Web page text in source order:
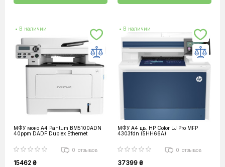
• В наличии
МФУ моно A4 Pantum BM5100ADN
40ppm DADF Duplex Ethernet
0 отзывов
15462 ₴
• В наличии
МФУ А4 цв. HP Color LJ Pro MFP
4303fdn (5HH66A)
0 отзывов
37399 ₴